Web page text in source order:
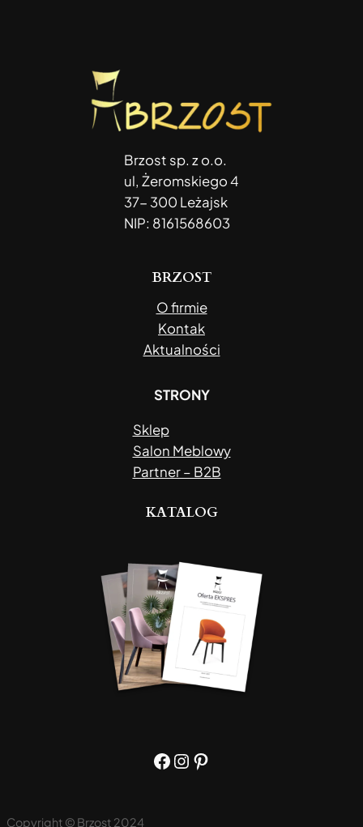
Brzost sp. z o.o.
ul, Żeromskiego 4
37- 300 Leżajsk
NIP: 8161568603
BRZOST
O firmie
Kontak
Aktualności
STRONY
Sklep
Salon Meblowy
Partner – B2B
KATALOG
Facebook Instagram Pinterest
Copyright © Brzost 2024